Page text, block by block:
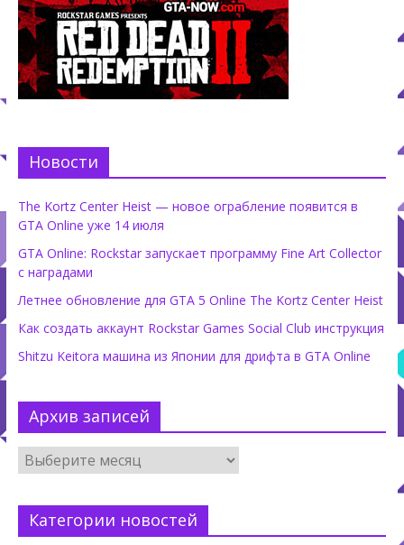
Новости
The Kortz Center Heist — новое ограбление появится в
GTA Online уже 14 июля
GTA Online: Rockstar запускает программу Fine Art Collector
с наградами
Летнее обновление для GTA 5 Online The Kortz Center Heist
Как создать аккаунт Rockstar Games Social Club инструкция
Shitzu Keitora машина из Японии для дрифта в GTA Online
Архив записей
Категории новостей